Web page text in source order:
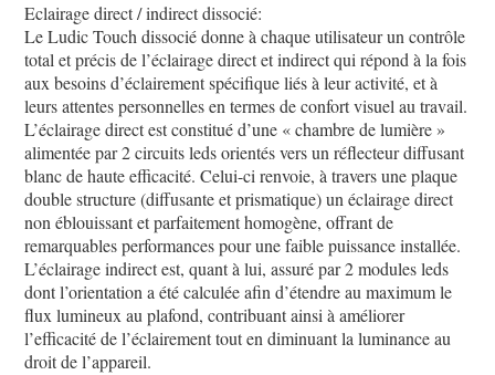
Eclairage direct / indirect dissocié:
Le Ludic Touch dissocié donne à chaque utilisateur un contrôle
total et précis de l’éclairage direct et indirect qui répond à la fois
aux besoins d’éclairement spécifique liés à leur activité, et à
leurs attentes personnelles en termes de confort visuel au travail.
L’éclairage direct est constitué d’une « chambre de lumière »
alimentée par 2 circuits leds orientés vers un réflecteur diffusant
blanc de haute efficacité. Celui-ci renvoie, à travers une plaque
double structure (diffusante et prismatique) un éclairage direct
non éblouissant et parfaitement homogène, offrant de
remarquables performances pour une faible puissance installée.
L’éclairage indirect est, quant à lui, assuré par 2 modules leds
dont l’orientation a été calculée afin d’étendre au maximum le
flux lumineux au plafond, contribuant ainsi à améliorer
l’efficacité de l’éclairement tout en diminuant la luminance au
droit de l’appareil.